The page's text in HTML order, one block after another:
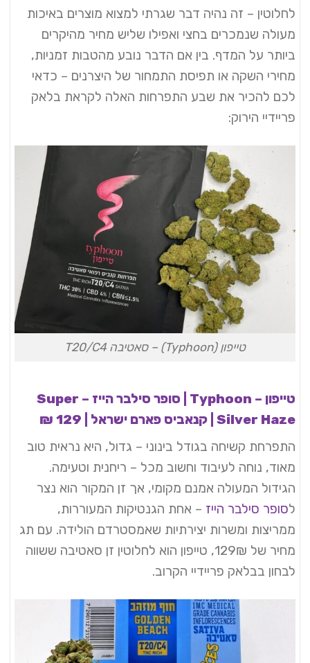
לחלוטין – זה נהיה דבר שגרתי למצוא מוצרים באיכות
מעולה שנמכרים בחצי ואפילו שליש מחיר מהיקרים
ביותר על המדף. בין אם הדבר נובע מהטבות זמניות,
מחירי השקה או תפיסת התמחור של היצרנים – כדאי
לכם להכיר את שבע התפרחות האלה לקראת בלאק
פריידיי הירוק:
טייפון (Typhoon) – סאטיבה T20/C4
טייפון – Typhoon | סופר סילבר הייז – Super
Silver Haze | קנאביס פארם ישראל | 129 ₪
התפרחת קשיחה בגודל בינוני – גדול, היא נראית טוב
מאוד, נוחה לעיבוד וחשוב מכל – ריחנית וטעימה.
הגידול המעולה אמנם מקומי, אך זן המקור הוא נצר
לסופר סילבר הייז – אחת הגנטיקות המעוררות,
ממריצות ומשרות יצירתיות שאמסטרדם הולידה. עם תג
מחיר של 129₪, טייפון הוא לחלוטין זן סאטיבה ששווה
לבחון בבלאק פריידיי הקרוב.